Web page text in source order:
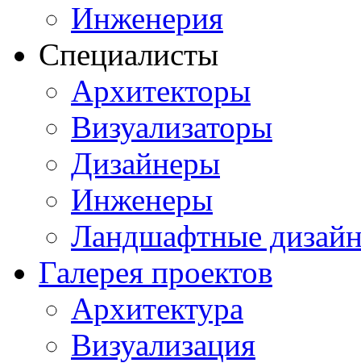
Инженерия
Специалисты
Архитекторы
Визуализаторы
Дизайнеры
Инженеры
Ландшафтные
Галерея проектов
Архитектура
Визуализация